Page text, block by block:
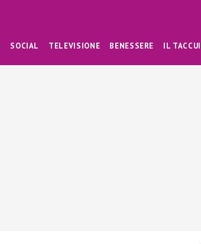
SOCIAL TELEVISIONE BENESSERE IL